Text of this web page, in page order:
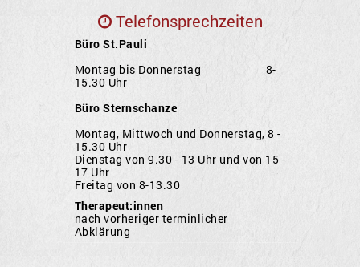
Telefonsprechzeiten
Büro St.Pauli
Montag bis Donnerstag 8-
15.30 Uhr
Büro Sternschanze
Montag, Mittwoch und Donnerstag, 8 -
15.30 Uhr
Dienstag von 9.30 - 13 Uhr und von 15 -
17 Uhr
Freitag von 8-13.30
Therapeut:innen
nach vorheriger terminlicher
Abklärung